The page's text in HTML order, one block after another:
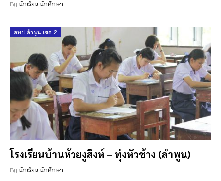
By นักเรียน นักศึกษา
สพป.ลำพูน เขต 2
โรงเรียนบ้านห้วยงูสิงห์ – ทุ่งหัวช้าง (ลำพูน)
By นักเรียน นักศึกษา